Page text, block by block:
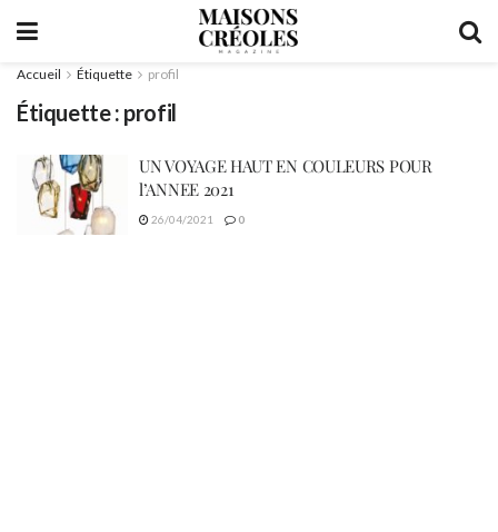
Accueil Étiquette profil
Étiquette : profil
UN VOYAGE HAUT EN COULEURS POUR
l’ANNEE 2021
26/04/2021 0